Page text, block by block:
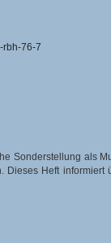
rbh-76-7
Sonderstellung als
Heft informiert